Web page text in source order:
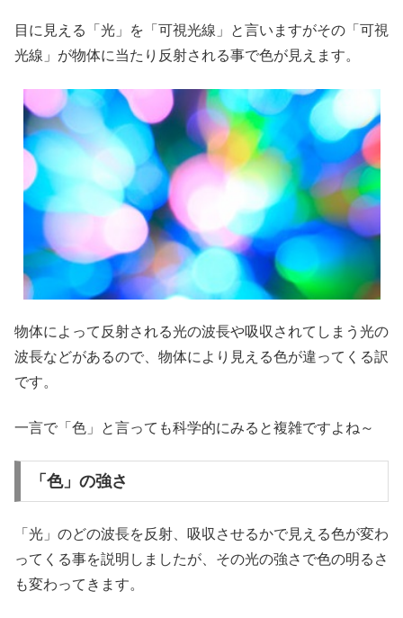
目に見える「光」を「可視光線」と言いますがその「可視
光線」が物体に当たり反射される事で色が見えます。
物体によって反射される光の波長や吸収されてしまう光の
波長などがあるので、物体により見える色が違ってくる訳
です。
一言で「色」と言っても科学的にみると複雑ですよね～
「色」の強さ
「光」のどの波長を反射、吸収させるかで見える色が変わ
ってくる事を説明しましたが、その光の強さで色の明るさ
も変わってきます。